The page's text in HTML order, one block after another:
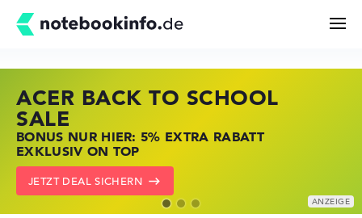
Kaufberatung
ACER BACK TO SCHOOL
SALE
BONUS NUR HIER: 5% EXTRA RABATT
EXKLUSIV ON TOP
JETZT DEAL SICHERN
HP STORE SSV DEALS
JETZT ZUGREIFEN: NOTEBOOKS BEI HP
KRÄFTIG REDUZIERT
ZU DEN HP ANGEBOTEN
LENOVO LAPTOP DEALS
NOTEBOOKS BEI LENOVO JETZT
KRÄFTIG REDUZIERT
LENOVO DEALS ZEIGEN